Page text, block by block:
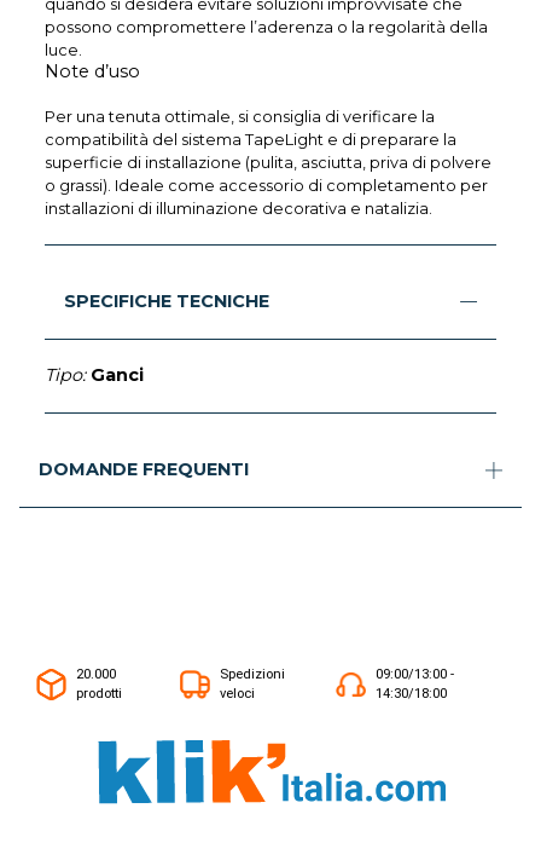
quando si desidera evitare soluzioni improvvisate che
possono compromettere l’aderenza o la regolarità della
luce.
Note d’uso
Per una tenuta ottimale, si consiglia di verificare la
compatibilità del sistema TapeLight e di preparare la
superficie di installazione (pulita, asciutta, priva di polvere
o grassi). Ideale come accessorio di completamento per
installazioni di illuminazione decorativa e natalizia.
SPECIFICHE TECNICHE
Tipo: Ganci
DOMANDE FREQUENTI
20.000
prodotti
Spedizioni
veloci
09:00/13:00 -
14:30/18:00